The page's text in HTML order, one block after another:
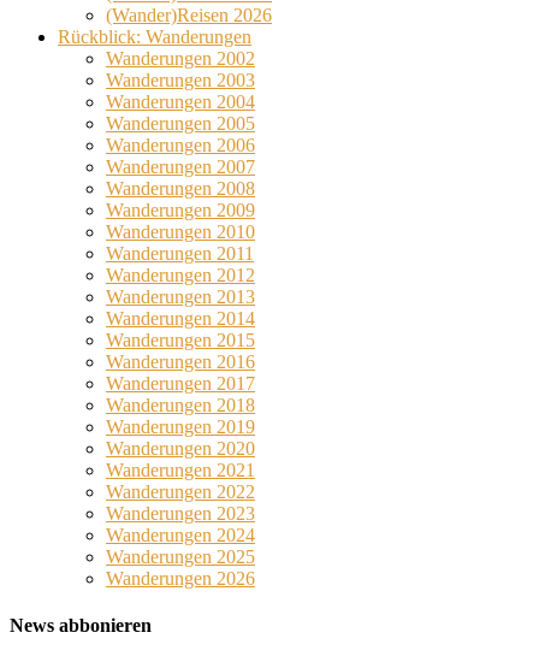
(Wander)Reisen 2026
Rückblick: Wanderungen
Wanderungen 2002
Wanderungen 2003
Wanderungen 2004
Wanderungen 2005
Wanderungen 2006
Wanderungen 2007
Wanderungen 2008
Wanderungen 2009
Wanderungen 2010
Wanderungen 2011
Wanderungen 2012
Wanderungen 2013
Wanderungen 2014
Wanderungen 2015
Wanderungen 2016
Wanderungen 2017
Wanderungen 2018
Wanderungen 2019
Wanderungen 2020
Wanderungen 2021
Wanderungen 2022
Wanderungen 2023
Wanderungen 2024
Wanderungen 2025
Wanderungen 2026
News abbonieren